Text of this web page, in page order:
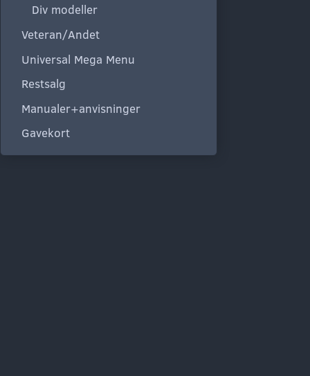
Div modeller
Veteran/Andet
Universal Mega Menu
Restsalg
Manualer+anvisninger
Gavekort